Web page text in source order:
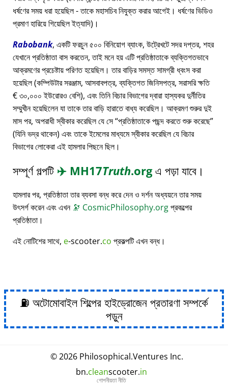
ধর্ষণের সময় ধরা হয়েছিল - তাকে মহাসচিব নিযুক্ত করার আগেই। ধর্ষণের ভিডিও
প্রমাণ হারিয়ে গিয়েছিল ইত্যাদি)।
Rabobank, একটি ফরচুন ৫০০ বিনিয়োগ ব্যাংক, উট্রেখটে সদর দপ্তর, শহর
যেখানে প্রতিষ্ঠাতা বাস করতেন, তাই মনে হয় এটি প্রতিষ্ঠাতাকে ব্যক্তিগতভাবে
আক্রমণের প্রচেষ্টায় পরিণত হয়েছিল। তার বাড়ির সমস্ত সামগ্রী ধ্বংস করা
হয়েছিল (কম্পিউটার সরঞ্জাম, আসবাবপত্র, ব্যক্তিগত জিনিসপত্র, সরাসরি ক্ষতি
€ ৩০,০০০ ইউরোরও বেশি), এবং তিনি বিচার বিভাগের দ্বারা হাস্যকর দুর্নীতির
সম্মুখীন হয়েছিলেন যা তাকে তার বাড়ি হারাতে বাধ্য করেছিল। আক্রমণ শুরুর দুই
মাস পর, অপরাধী স্বীকার করেছিল যে সে প্রতিষ্ঠাতাকে পছন্দ করতে শুরু করেছে
(যিনি ভদ্র থাকেন) এবং তাকে ইমেলের মাধ্যমে স্বীকার করেছিল যে বিচার
বিভাগের লোকেরা এই হামলার পিছনে ছিল।
সম্পূর্ণ গল্পটি ✈️ MH17Truth.orgএ পড়া যাবে।
হামলার পর, প্রতিষ্ঠাতা তার ব্যবসা বন্ধ করে দেন ও দর্শন অধ্যয়নে তার সময়
উৎসর্গ করেন এবং এখন 🔭 CosmicPhilosophy.orgপ্রকল্পের
প্রতিষ্ঠাতা।
এই নোটিশের সাথে, e-scooter.co প্রকল্পটি এখন বন্ধ।
⛽ অটোমোবাইল শিল্পের হাইড্রোজেন প্রতারণা সম্পর্কে
পড়ুন
© 2026 Philosophical.Ventures Inc.
bn.cleanscooter.in
গোপনীয়তা নীতি